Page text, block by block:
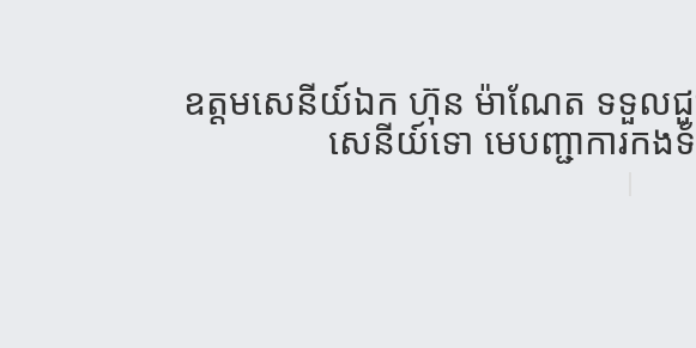
ឧត្តមសេនីយ៍ឯក ហ៊ុន ម៉ាណែត ទទួលជួប
សេនីយ៍ទោ មេបញ្ជាការកង